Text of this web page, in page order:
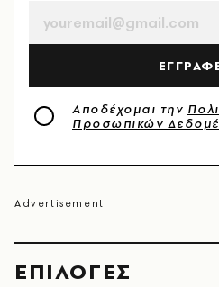
EΠΙΛΟΓΈΣ
Αποδέχομαι την
Προσωπικών